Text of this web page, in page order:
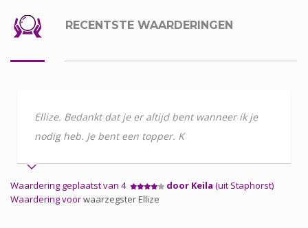
RECENTSTE WAARDERINGEN
Ellize. Bedankt dat je er altijd bent wanneer ik je
nodig heb. Je bent een topper. K
Waardering geplaatst van 4 door Keila (uit Staphorst)
Waardering voorwaarzegster Ellize